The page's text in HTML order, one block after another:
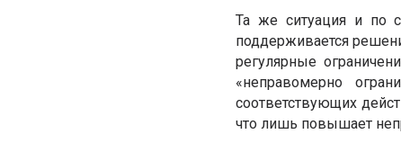
Та же ситуация и по
поддерживается
регулярные
«неправомерно
соответствующих
что лишь повышает